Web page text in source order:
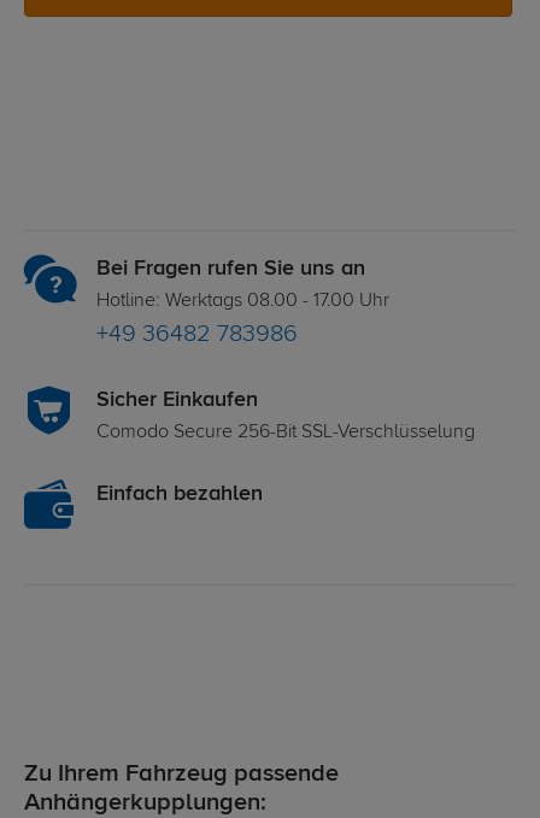
Bei Fragen rufen Sie uns an
Hotline: Werktags 08.00 - 17.00 Uhr
+49 36482 783986
Sicher Einkaufen
Comodo Secure 256-Bit SSL-Verschlüsselung
Einfach bezahlen
Zu Ihrem Fahrzeug passende
Anhängerkupplungen: